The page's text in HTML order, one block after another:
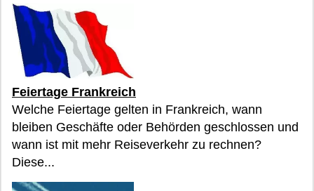
Feiertage Frankreich
Welche Feiertage gelten in Frankreich, wann
bleiben Geschäfte oder Behörden geschlossen und
wann ist mit mehr Reiseverkehr zu rechnen?
Diese...